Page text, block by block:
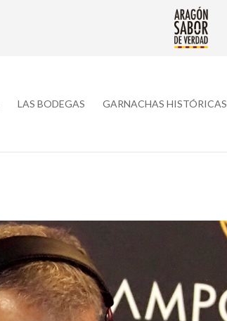
LAS BODEGAS GARNACHAS HISTÓRICAS